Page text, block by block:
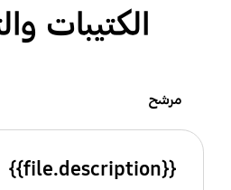
الكتيبات
مرشح
{{file.description}}